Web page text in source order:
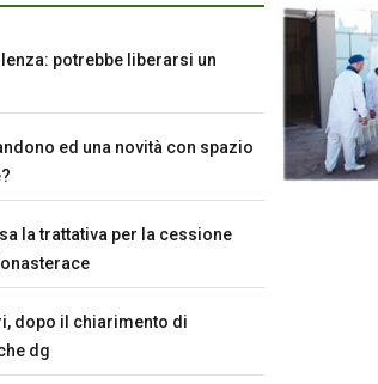
potrebbe liberarsi un
ed una novità con spazio
la trattativa per la cessione
dopo il chiarimento di
dg